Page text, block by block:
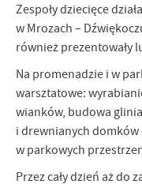
Zespoły dziecięce
w Mrozach –
również prezentowały
Na promenadzie i w
warsztatowe:
wianków, budowa
i drewnianych
w parkowych
Przez cały dzień aż do
zwyczajów dotyczących
promocyjne mogą
firm będących naszymi
Firmy te działają w
treści w postaci
społecznościowych.